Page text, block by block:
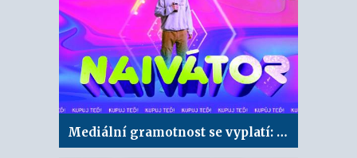
Mediální gramotnost se vyplatí: Naivátor